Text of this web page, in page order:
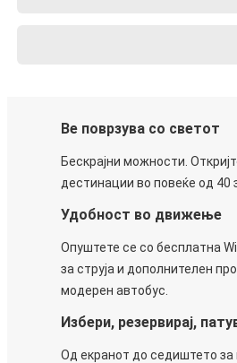
Ве поврзува со светот
Бескрајни можности.
дестинации во повеќе од 40
Удобност во движење
Опуштете се со бесплатна
за струја и дополнителен
модерен автобус.
Избери, резервирај,
Од екранот до седиштето за